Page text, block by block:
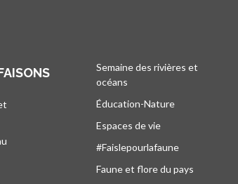
Semaine des rivières et
océans
Éducation-Nature
Espaces de vie
#Faislepourlafaune
Faune et flore du pays